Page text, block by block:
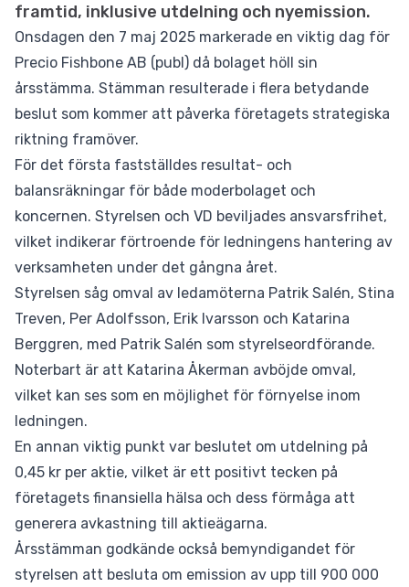
framtid, inklusive utdelning och nyemission.
Onsdagen den 7 maj 2025 markerade en viktig dag för
Precio Fishbone AB (publ) då bolaget höll sin
årsstämma. Stämman resulterade i flera betydande
beslut som kommer att påverka företagets strategiska
riktning framöver.
För det första fastställdes resultat- och
balansräkningar för både moderbolaget och
koncernen. Styrelsen och VD beviljades ansvarsfrihet,
vilket indikerar förtroende för ledningens hantering av
verksamheten under det gångna året.
Styrelsen såg omval av ledamöterna Patrik Salén, Stina
Treven, Per Adolfsson, Erik Ivarsson och Katarina
Berggren, med Patrik Salén som styrelseordförande.
Noterbart är att Katarina Åkerman avböjde omval,
vilket kan ses som en möjlighet för förnyelse inom
ledningen.
En annan viktig punkt var beslutet om utdelning på
0,45 kr per aktie, vilket är ett positivt tecken på
företagets finansiella hälsa och dess förmåga att
generera avkastning till aktieägarna.
Årsstämman godkände också bemyndigandet för
styrelsen att besluta om emission av upp till 900 000